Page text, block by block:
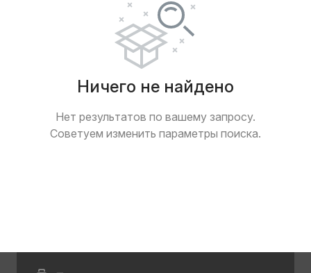
Ничего не найдено
Нет результатов по вашему запросу.
Советуем изменить параметры поиска.